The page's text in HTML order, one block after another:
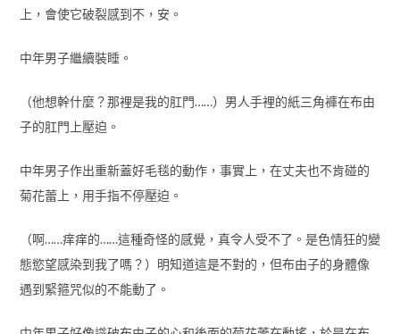
上，會使它破裂感到不，安。
中年男子繼續裝睡。
（他想幹什麼？那裡是我的肛門……）男人手裡的紙三角褲在布由
子的肛門上壓迫。
中年男子作出重新蓋好毛毯的動作，事實上，在丈夫也不肯碰的
菊花蕾上，用手指不停壓迫。
（啊……痒痒的……這種奇怪的感覺，真令人受不了。是色情狂的變
態慾望感染到我了嗎？）明知道這是不對的，但布由子的身體像
遇到緊箍咒似的不能動了。